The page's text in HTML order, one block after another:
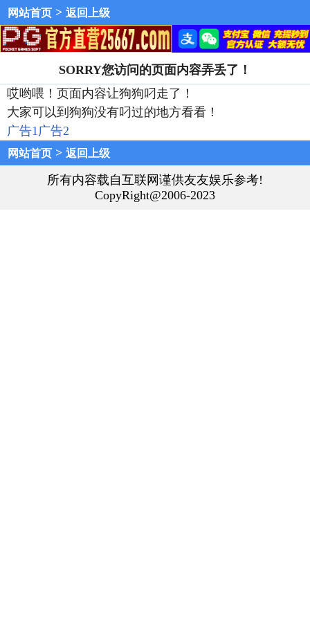
网站首页 > 返回上级
SORRY您访问的页面内容弄丢了！
哎哟喂！页面内容让狗狗叼走了！
大家可以到狗狗没有叼过的地方看看！
广告1广告2
网站首页 > 返回上级
所有内容载自互联网谨供友友娱乐参考!
CopyRight@2006-2023